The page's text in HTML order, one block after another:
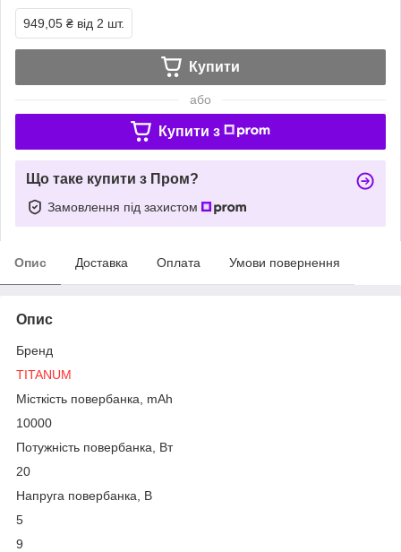
949,05 ₴ від 2 шт.
Купити
або
Купити з
Що таке купити з Пром?
Замовлення під захистом
Опис Доставка Оплата Умови повернення
Опис
Бренд
TITANUM
Місткість повербанка, mAh
10000
Потужність повербанка, Вт
20
Напруга повербанка, В
5
9